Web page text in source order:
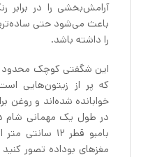
آرامش‌بخشی را در برابر
باعث می‌شود حتی
را داشته باشد.
این شگفتی کوچک محدود
که پر از زیتون‌هایی
خوابانده شده‌اند و روغن
در طول یک مهمانی شام
مغزهای بوداده تصور